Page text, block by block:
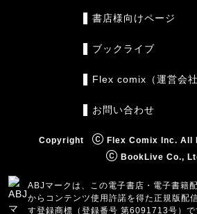
書店様向けページ
ブックライブ
Flex comix（運営会社
お問い合わせ
Copyright
Flex Comix Inc. All
BookLive Co.,
ABJマークは、この電子書店・電子書籍
からコンテンツ使用許諾を得た正規版配
す登録商標（登録番号 第6091713号）で